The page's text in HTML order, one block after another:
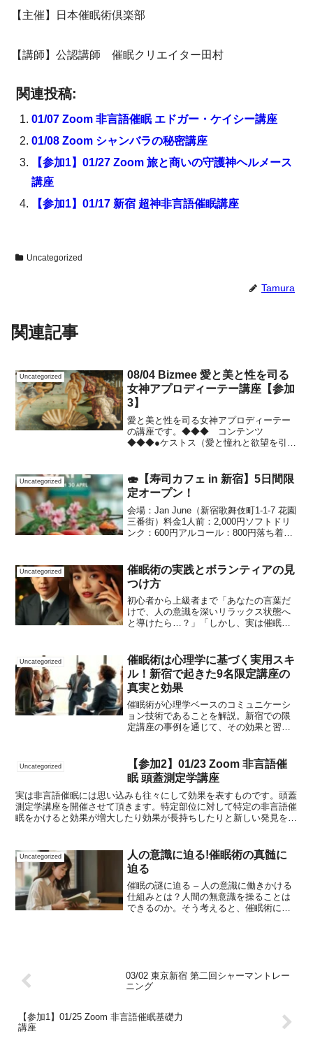
【主催】日本催眠術倶楽部
【講師】公認講師 催眠クリエイター田村
関連投稿:
01/07 Zoom 非言語催眠 エドガー・ケイシー講座
01/08 Zoom シャンバラの秘密講座
【参加1】01/27 Zoom 旅と商いの守護神ヘルメース
講座
【参加1】01/17 新宿 超神非言語催眠講座
Uncategorized
Tamura
関連記事
Uncategorized
08/04 Bizmee 愛と美と性を司る
女神アプロディーテー講座【参加
3】
愛と美と性を司る女神アプロディーテー
の講座です。◆◆◆ コンテンツ
◆◆◆●ケストス（愛と憧れと欲望を引き
が現れる）【伝授】●黄金のりんご（異性
へのご褒美）【伝授】【...
Uncategorized
🍣【寿司カフェ in 新宿】5日間限
定オープン！
会場：Jan June（新宿歌舞伎町1-1-7 花園
三番街）料金1人前：2,000円ソフトドリ
ンク：600円アルコール：800円落ち着い
開催します。📅 開催スケジュール...
Uncategorized
催眠術の実践とボランティアの見
つけ方
初心者から上級者まで「あなたの言葉だ
けで、人の意識を深いリラックス状態へ
と導けたら…？」「しかし、実は催眠術
そ、今回紹介する方法で、あなたは効果
的にスキルを磨き、信頼...
Uncategorized
催眠術は心理学に基づく実用スキ
ル！新宿で起きた9名限定講座の
真実と効果
催眠術が心理学ベースのコミュニケーシ
ョン技術であることを解説。新宿での限
定講座の事例を通じて、その効果と習得
Uncategorized
【参加2】01/23 Zoom 非言語催
眠 頭蓋測定学講座
実は非言語催眠には思い込みも往々にして効果を表すものです。頭蓋
測定学講座を開催させて頂きます。特定部位に対して特定の非言語催
眠をかけると効果が増大したり効果が長持ちしたりと新しい発見を得
Uncategorized
人の意識に迫る!催眠術の真髄に
迫る
催眠の謎に迫る – 人の意識に働きかける
仕組みとは？人間の無意識を操ることは
できるのか。そう考えると、催眠術には
03/02 東京新宿 第二回シャーマントレー
ニング
【参加1】01/25 Zoom 非言語催眠基礎力
講座